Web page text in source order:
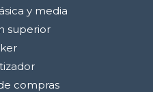
y media
superior
compras